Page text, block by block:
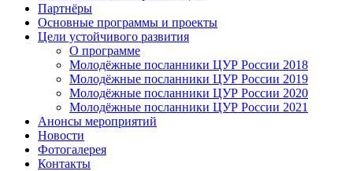
Партнёры
Основные программы и проекты
Цели устойчивого развития
О программе
Молодёжные посланники ЦУР России 2018
Молодёжные посланники ЦУР России 2019
Молодёжные посланники ЦУР России 2020
Молодёжные посланники ЦУР России 2021
Анонсы мероприятий
Новости
Фотогалерея
Контакты